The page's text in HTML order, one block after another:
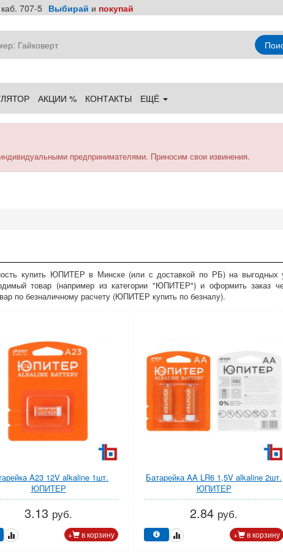
707-5 Выбирай и покупай
АКЦИИ % КОНТАКТЫ ЕЩЁ
предпринимателями. Приносим свои извинения.
купить ЮПИТЕР в Минске (или с доставкой по РБ) на
товар (например из категории "ЮПИТЕР") и оформить заказ
по безналичному расчету (ЮПИТЕР купить по безналу).
A23 12V alkaline 1шт.
ЮПИТЕР
3.13 руб.
+ в корзину
Батарейка AA LR6 1,5V alkaline 2шт.
ЮПИТЕР
2.84 руб.
+ в корзину